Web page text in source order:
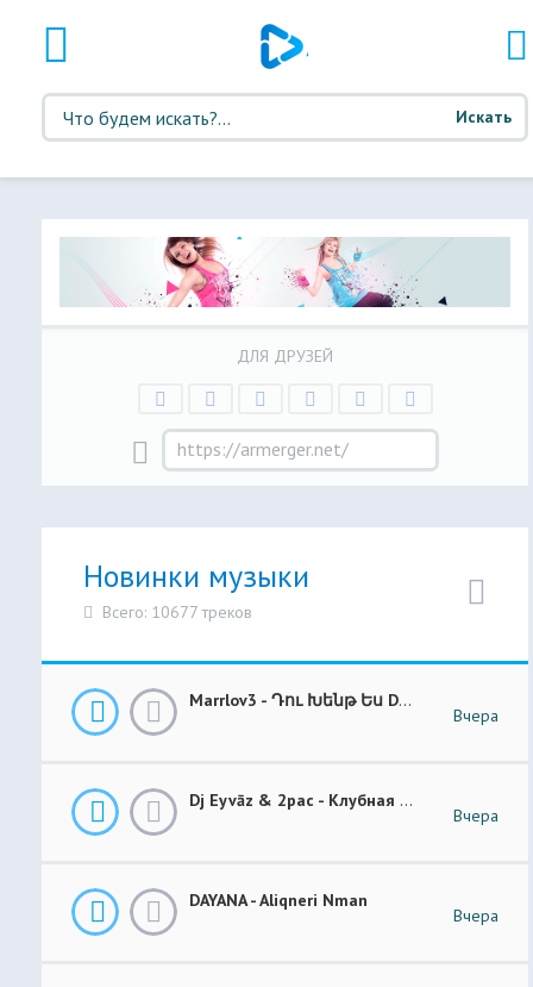
Искать
ДЛЯ ДРУЗЕЙ
Новинки музыки
Всего: 10677 треков
Marrlov3 - Դու Խենթ Ես Du Khent Es COVER
Вчера
Dj Eyvāz & 2pac - Клубная Музыка “ Luxury Money “ Club Remix (BASS BOOSTED)
Вчера
DAYANA - Aliqneri Nman
Вчера